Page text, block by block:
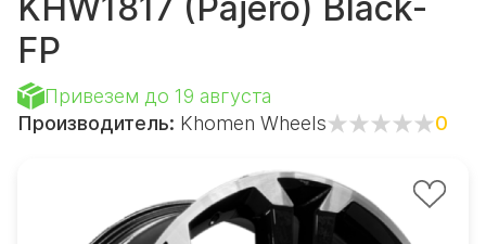
FP
Привезем до 19 августа
Производитель: Khomen Wheels 0